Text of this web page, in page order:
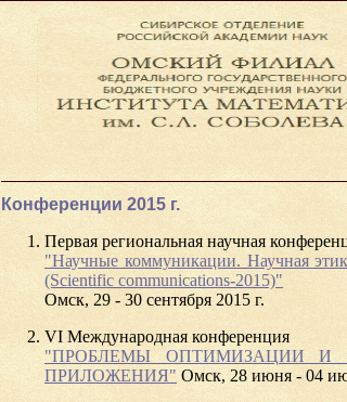
Конференции 2015 г.
Первая региональная научная
"Научные коммуникации. Научная
(Scientific communications-2015)"
Омск, 29 - 30 сентября 2015 г.
VI Международная конференция
"ПРОБЛЕМЫ ОПТИМИЗАЦИИ И
ПРИЛОЖЕНИЯ" Омск, 28 июня - 04